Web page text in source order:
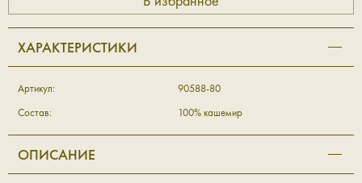
ХАРАКТЕРИСТИКИ
Артикул:
90588-80
Состав:
100% кашемир
ОПИСАНИЕ